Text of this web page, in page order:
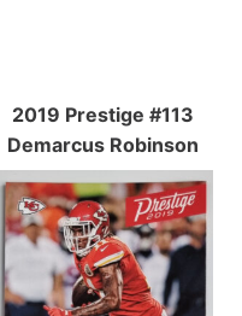
2019 Prestige #113
Demarcus Robinson